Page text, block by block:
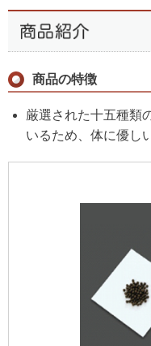
商品の特徴
厳選された十五種類
いるため、体に優し